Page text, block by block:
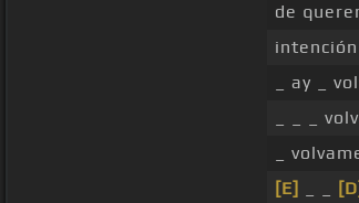
de
intención
_ ay _
_ _ _
_
[E]